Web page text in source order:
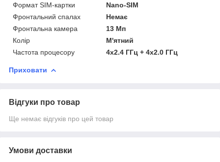
Формат SIM-картки
Nano-SIM
Фронтальний спалах
Немає
Фронтальна камера
13 Мп
Колір
М'ятний
Частота процесору
4x2.4 ГГц + 4x2.0 ГГц
Приховати
Відгуки про товар
Ще немає відгуків про цей товар
Умови доставки